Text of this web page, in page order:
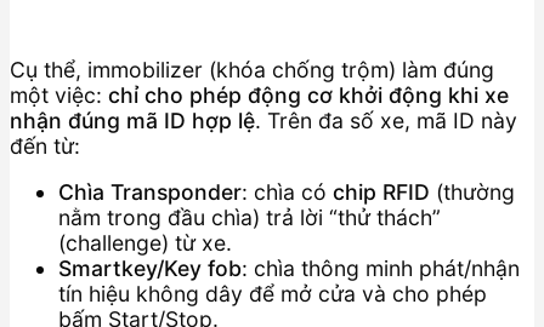
Cụ thể, immobilizer (khóa chống trộm) làm đúng
một việc: chỉ cho phép động cơ khởi động khi xe
nhận đúng mã ID hợp lệ. Trên đa số xe, mã ID này
đến từ:
Chìa Transponder: chìa có chip RFID (thường
nằm trong đầu chìa) trả lời “thử thách”
(challenge) từ xe.
Smartkey/Key fob: chìa thông minh phát/nhận
tín hiệu không dây để mở cửa và cho phép
bấm Start/Stop.